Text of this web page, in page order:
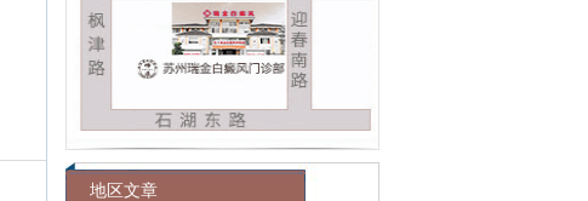
地区文章